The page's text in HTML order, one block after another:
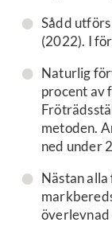
Sådd
(2022). I
Naturlig
procent av
metoden.
ned under
Nästan